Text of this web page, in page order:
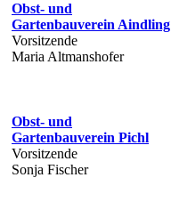
Obst- und
Gartenbauverein Aindling
Vorsitzende
Maria Altmanshofer
Obst- und
Gartenbauverein Pichl
Vorsitzende
Sonja Fischer